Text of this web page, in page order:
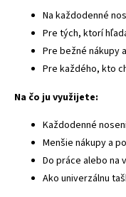
Na každodenné
Pre tých, ktorí
Pre bežné nákupy
Pre každého, kto
Na čo ju využijete:
Každodenné
Menšie nákupy a
Do práce alebo na
Ako univerzálnu